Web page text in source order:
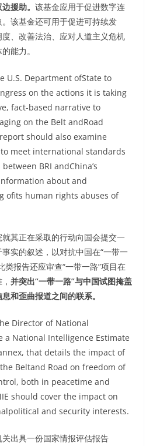
援助。 该基金应用于促进数字连
该基金还可用于促进可持续发
、改善法治、应对人道主义危机
能力。
U.S. Department ofState to
on the actions it is taking
fact-based narrative to
on the Belt andRoad
should also examine
meet international standards
BRI andChina’s
about and
ofits human rights abuses of
其正在采取的行动向国会提交一
实的叙述，以对抗中国在“一带一
类报告还应审查“一带一路”项目在
并突出“一带一路”与中国试图掩盖
和歪曲报道之间的联系。
Director of National
a National Intelligence Estimate
that details the impact of
Beltand Road on freedom of
both in peacetime and
should cover the impact on
and security interests.
出具一份国家情报评估报告